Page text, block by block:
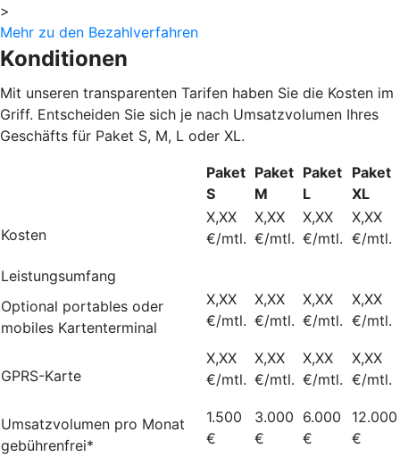
>
Mehr zu den Bezahlverfahren
Konditionen
Mit unseren transparenten Tarifen haben Sie die Kosten im
Griff. Entscheiden Sie sich je nach Umsatzvolumen Ihres
Geschäfts für Paket S, M, L oder XL.
Paket
S
Paket
M
Paket
L
Paket
XL
Kosten
X,XX
€/mtl.
X,XX
€/mtl.
X,XX
€/mtl.
X,XX
€/mtl.
Leistungsumfang
Optional portables oder
mobiles Kartenterminal
X,XX
€/mtl.
X,XX
€/mtl.
X,XX
€/mtl.
X,XX
€/mtl.
GPRS-Karte
X,XX
€/mtl.
X,XX
€/mtl.
X,XX
€/mtl.
X,XX
€/mtl.
Umsatzvolumen pro Monat
gebührenfrei*
1.500
€
3.000
€
6.000
€
12.000
€